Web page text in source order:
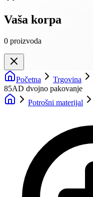
Vaša korpa
0 proizvoda
Početna Trgovina
85AD dvojno pakovanje
Potrošni materijal